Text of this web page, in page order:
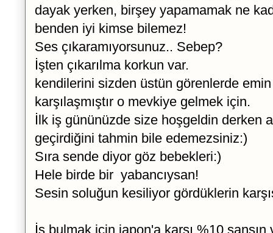
dayak yerken, birşey yapamamak ne
benden iyi kimse bilemez!
Ses çıkaramıyorsunuz.. Sebep?
İşten çıkarılma korkun var.
kendilerini sizden üstün görenlerde
karşılaşmıştır o mevkiye gelmek için.
İlk iş gününüzde size hoşgeldin derken
geçirdiğini tahmin bile edemezsiniz:)
Sıra sende diyor göz bebekleri:)
Hele birde bir yabancıysan!
Sesin soluğun kesiliyor gördüklerin
İş bulmak için japon'a karşı %10 şansın